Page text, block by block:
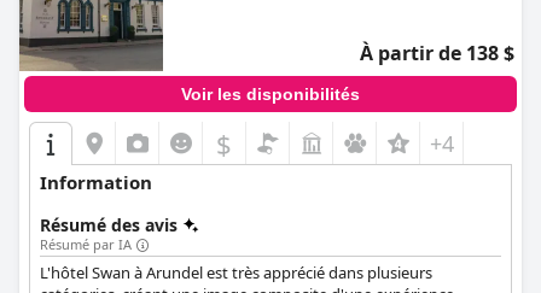
À partir de 138 $
Voir les disponibilités
$ +4
Information
Résumé des avis
Résumé par IA
L'hôtel Swan à Arundel est très apprécié dans plusieurs